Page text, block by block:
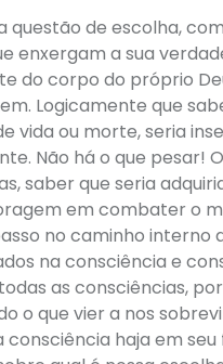
questão de escolha,
enxergam a sua
do corpo do próprio
Logicamente que
vida ou morte, seria
Não há o que pesar!
saber que seria
em combater o
no caminho interno
na consciência e
as consciências,
o que vier a nos
consciência haja em